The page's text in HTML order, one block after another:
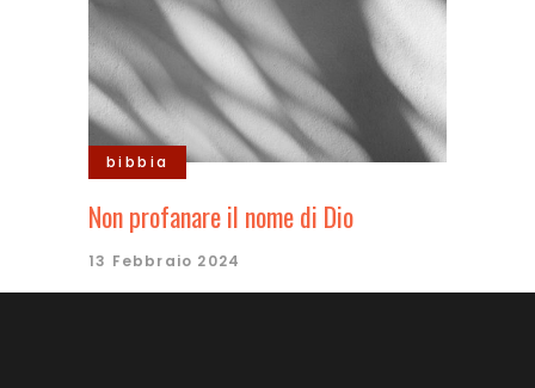
bibbia
Non profanare il nome di Dio
13 Febbraio 2024